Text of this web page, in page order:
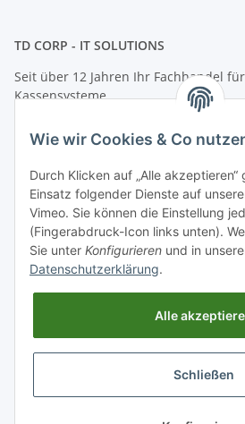
TD CORP - IT SOLUTIONS
Seit über 12 Jahren Ihr Fachhandel
Kassensysteme
Adresse: Herzbergstr. 33-34, 10365
Telefon: +49 (0)30 8020 2363
E-Mail:info@tdcorp.de
Informationen
Gesetzliche Informationen
Wie wir Cookies & Co
Durch Klicken auf „Alle
Einsatz folgender Dienste auf
Vimeo. Sie können die Einstellung
(Fingerabdruck-Icon links unten).
Sie unter Konfigurieren und in
Datenschutzerklärung.
Alle
Schließen